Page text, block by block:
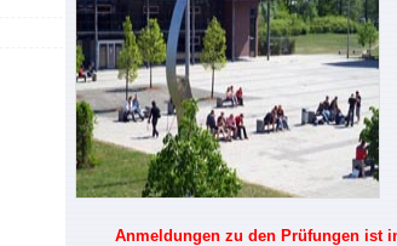
Anmeldungen zu den Prüfungen ist